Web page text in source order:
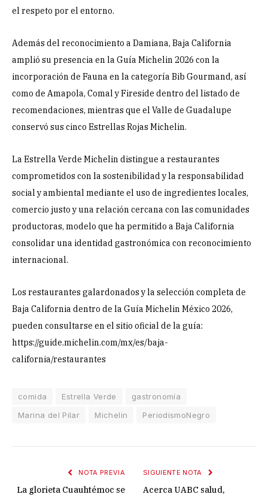
el respeto por el entorno.
Además del reconocimiento a Damiana, Baja California
amplió su presencia en la Guía Michelin 2026 con la
incorporación de Fauna en la categoría Bib Gourmand, así
como de Amapola, Comal y Fireside dentro del listado de
recomendaciones, mientras que el Valle de Guadalupe
conservó sus cinco Estrellas Rojas Michelin.
La Estrella Verde Michelin distingue a restaurantes
comprometidos con la sostenibilidad y la responsabilidad
social y ambiental mediante el uso de ingredientes locales,
comercio justo y una relación cercana con las comunidades
productoras, modelo que ha permitido a Baja California
consolidar una identidad gastronómica con reconocimiento
internacional.
Los restaurantes galardonados y la selección completa de
Baja California dentro de la Guía Michelin México 2026,
pueden consultarse en el sitio oficial de la guía:
https://guide.michelin.com/mx/es/baja-
california/restaurantes
comida Estrella Verde
gastronomía
Marina del Pilar
Michelin PeriodismoNegro
NOTA PREVIA
La glorieta Cuauhtémoc se
SIGUIENTE NOTA
Acerca UABC salud,